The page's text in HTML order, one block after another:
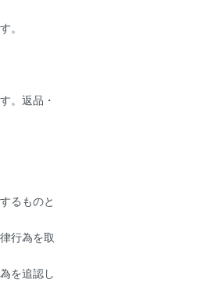
。
。返品・
るものと
行為を取
を追認し